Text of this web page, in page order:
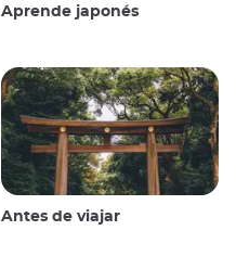
Aprende japonés
Antes de viajar